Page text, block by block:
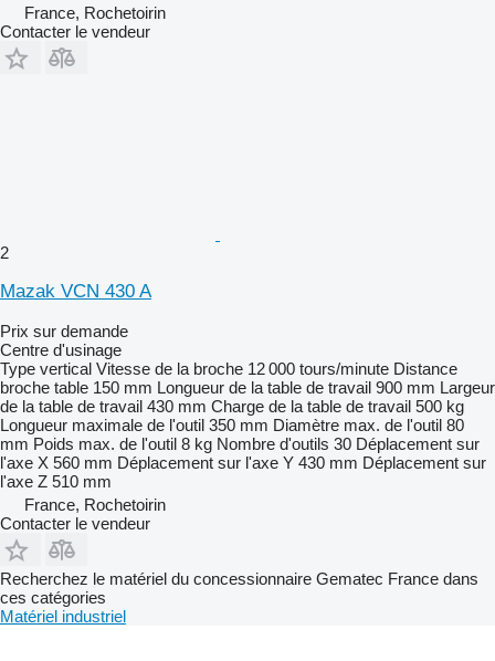
France, Rochetoirin
Contacter le vendeur
2
Mazak VCN 430 A
Prix sur demande
Centre d'usinage
Type vertical Vitesse de la broche 12 000 tours/minute Distance
broche table 150 mm Longueur de la table de travail 900 mm Largeur
de la table de travail 430 mm Charge de la table de travail 500 kg
Longueur maximale de l'outil 350 mm Diamètre max. de l'outil 80
mm Poids max. de l'outil 8 kg Nombre d'outils 30 Déplacement sur
l'axe X 560 mm Déplacement sur l'axe Y 430 mm Déplacement sur
l'axe Z 510 mm
France, Rochetoirin
Contacter le vendeur
Recherchez le matériel du concessionnaire Gematec France dans
ces catégories
Matériel industriel